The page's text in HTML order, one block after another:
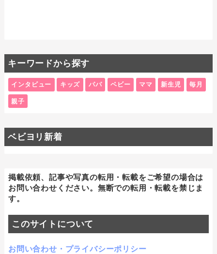
キーワードから探す
インタビュー キッズ パパ ベビー ママ 新生児 毎月
親子
ベビヨリ新着
掲載依頼、記事や写真の転用・転載をご希望の場合は
お問い合わせください。無断での転用・転載を禁じま
す。
このサイトについて
お問い合わせ・プライバシーポリシー